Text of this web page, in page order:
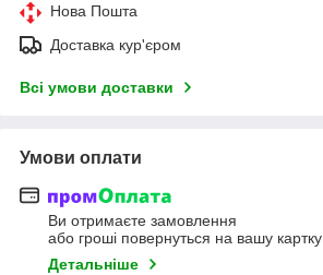
Нова Пошта
Доставка кур'єром
Всі умови доставки
Умови оплати
Ви отримаєте замовлення
або гроші повернуться на вашу картку
Детальніше